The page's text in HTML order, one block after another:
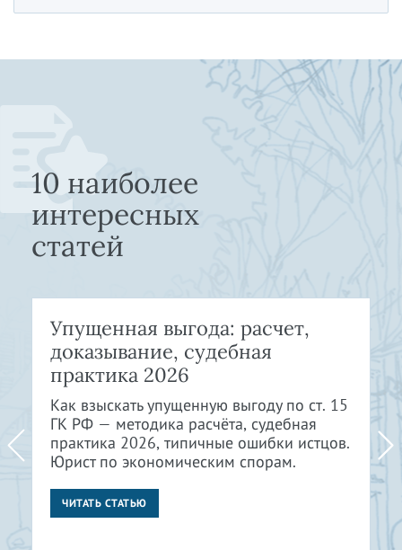
10 наиболее
интересных
статей
Упущенная выгода: расчет,
доказывание, судебная
практика 2026
Как взыскать упущенную выгоду по ст. 15
ГК РФ — методика расчёта, судебная
практика 2026, типичные ошибки истцов.
Юрист по экономическим спорам.
ЧИТАТЬ СТАТЬЮ